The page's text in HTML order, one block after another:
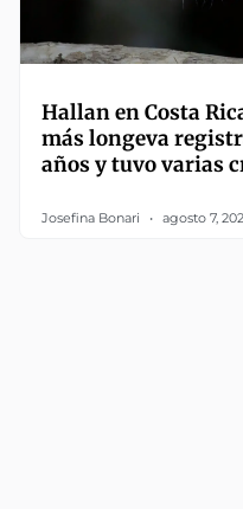
Hallan en Costa
más longeva
años y tuvo varias
Josefina Bonari agosto 7,